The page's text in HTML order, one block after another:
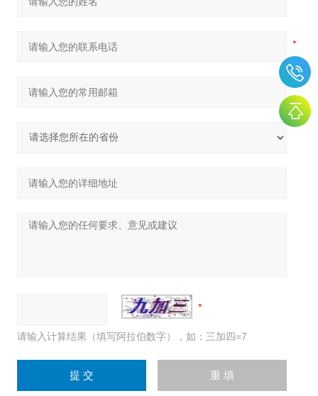
请输入计算结果（填写阿拉伯数字），如：三加四=7